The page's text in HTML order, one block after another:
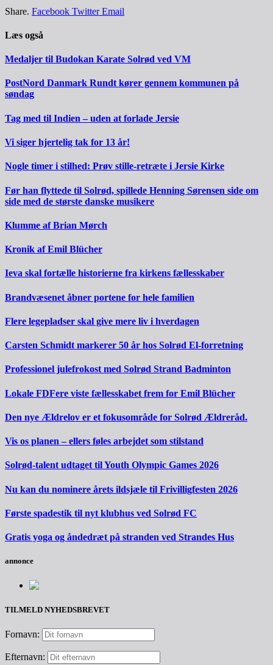
Share. Facebook Twitter Email
Læs også
Medaljer til Budokan Karate Solrød ved VM
PostNord Danmark Rundt kører gennem kommunen på
søndag
Tag med til Indien – uden at forlade Jersie
Vi siger hjertelig tak for 13 år!
Nogle timer i stilhed: Prøv stille-retræte i Jersie Kirke
Før han flyttede til Solrød, spillede Henning Sørensen side om
side med de største danske musikere
Klumme af Brian Mørch
Kronik af Emil Blücher
Ieva skal fortælle historierne fra kirkens fællesskaber
Brandvæsenet åbner portene for hele familien
Flere legepladser skal give mere liv i hverdagen
Carsten Schmidt markerer 50 år hos Solrød El-forretning
Professionel julefrokost med Solrød Strand Badminton
Lokale FDFere viste fællesskabet frem for Emil Blücher
Den nye Ældrelov er et fokusområde for Solrød Ældreråd.
Vis os planen – ellers føles arbejdet som stilstand
Solrød-talent udtaget til Youth Olympic Games 2026
Nu kan du nominere årets ildsjæle til Frivilligfesten 2026
Første spadestik til nyt klubhus ved Solrød FC
Gratis yoga og åndedræt på stranden ved Strandes Hus
annonce
TILMELD NYHEDSBREVET
Fornavn:
Efternavn: